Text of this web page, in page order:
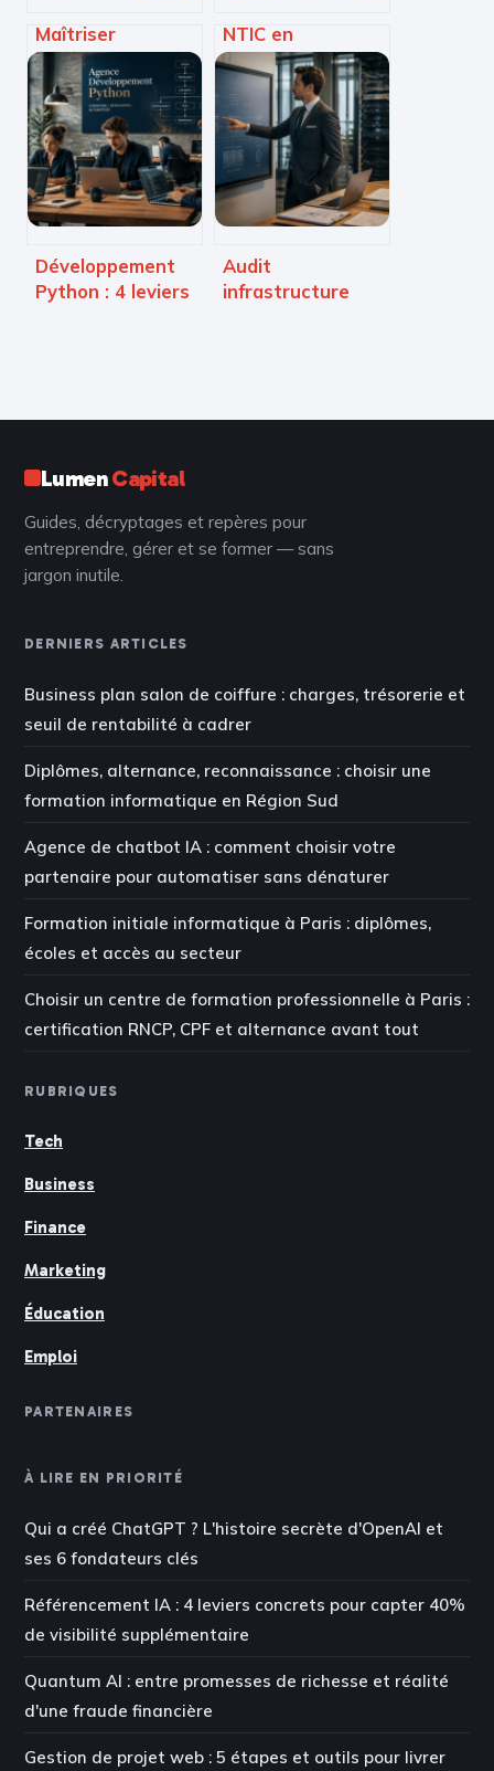
Maîtriser
l’utilisation de
ChatGPT : 3
techniques de
prompting pour
doubler votre
productivité
NTIC en
entreprise : 4
leviers pour
transformer vos
données en
avantage
concurrentiel
Développement
Python : 4 leviers
compétitif
Audit
infrastructure
système
LumenCapital
Guides, décryptages et repères pour
entreprendre, gérer et se former — sans
jargon inutile.
DERNIERS ARTICLES
Business plan salon de coiffure : charges, trésorerie et
seuil de rentabilité à cadrer
Diplômes, alternance, reconnaissance : choisir une
formation informatique en Région Sud
Agence de chatbot IA : comment choisir votre
partenaire pour automatiser sans dénaturer
Formation initiale informatique à Paris : diplômes,
écoles et accès au secteur
Choisir un centre de formation professionnelle à Paris :
certification RNCP, CPF et alternance avant tout
RUBRIQUES
Tech
Business
Finance
Marketing
Éducation
Emploi
PARTENAIRES
À LIRE EN PRIORITÉ
Qui a créé ChatGPT ? L'histoire secrète d'OpenAI et
ses 6 fondateurs clés
Référencement IA : 4 leviers concrets pour capter 40%
de visibilité supplémentaire
Quantum AI : entre promesses de richesse et réalité
d'une fraude financière
Gestion de projet web : 5 étapes et outils pour livrer